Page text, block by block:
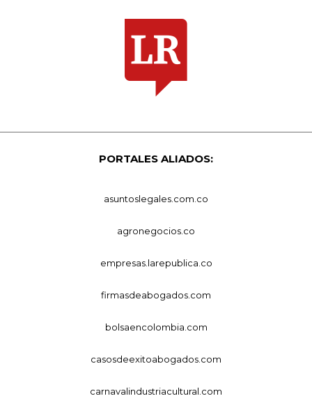
PORTALES ALIADOS:
asuntoslegales.com.co
agronegocios.co
empresas.larepublica.co
firmasdeabogados.com
bolsaencolombia.com
casosdeexitoabogados.com
carnavalindustriacultural.com